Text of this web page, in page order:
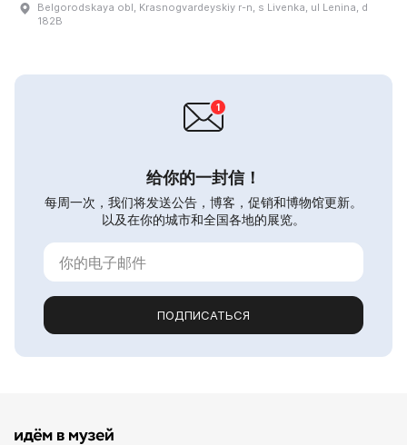
Belgorodskaya obl, Krasnogvardeyskiy r-n, s Livenka, ul Lenina, d
182B
给你的一封信！
每周一次，我们将发送公告，博客，促销和博物馆更新。
以及在你的城市和全国各地的展览。
ПОДПИСАТЬСЯ